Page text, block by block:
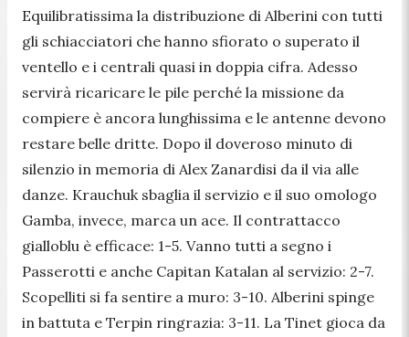
Equilibratissima la distribuzione di Alberini con tutti
gli schiacciatori che hanno sfiorato o superato il
ventello e i centrali quasi in doppia cifra. Adesso
servirà ricaricare le pile perché la missione da
compiere è ancora lunghissima e le antenne devono
restare belle dritte. Dopo il doveroso minuto di
silenzio in memoria di Alex Zanardisi da il via alle
danze. Krauchuk sbaglia il servizio e il suo omologo
Gamba, invece, marca un ace. Il contrattacco
gialloblu è efficace: 1-5. Vanno tutti a segno i
Passerotti e anche Capitan Katalan al servizio: 2-7.
Scopelliti si fa sentire a muro: 3-10. Alberini spinge
in battuta e Terpin ringrazia: 3-11. La Tinet gioca da